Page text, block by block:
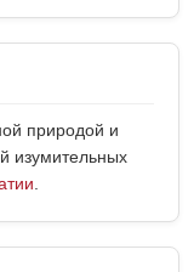
природой и
изумительных